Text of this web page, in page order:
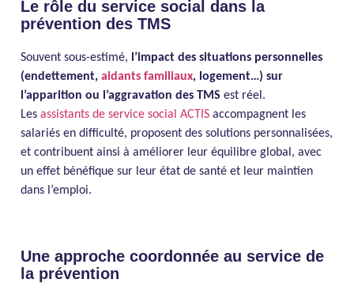
Le rôle du service social dans la
prévention des TMS
Souvent sous-estimé,
l’impact des situations personnelles
(endettement, aidants familiaux, logement…) sur
l’apparition ou l’aggravation des TMS est réel.
Les assistants de service social ACTIS accompagnent les
salariés en difficulté, proposent des solutions personnalisées,
et contribuent ainsi à améliorer leur équilibre global, avec
un effet bénéfique sur leur état de santé et leur maintien
dans l’emploi.
Une approche coordonnée au service de
la prévention